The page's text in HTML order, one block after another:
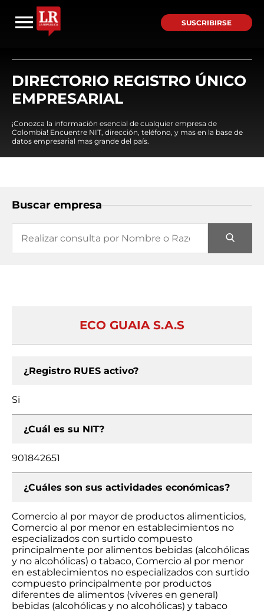
SUSCRIBIRSE
DIRECTORIO REGISTRO ÚNICO
EMPRESARIAL
¡Conozca la información esencial de cualquier empresa de
Colombia! Encuentre NIT, dirección, teléfono, y mas en la base de
datos empresarial mas grande del país.
Buscar empresa
ECO GUAIA S.A.S
¿Registro RUES activo?
Si
¿Cuál es su NIT?
901842651
¿Cuáles son sus actividades económicas?
Comercio al por mayor de productos alimenticios,
Comercio al por menor en establecimientos no
especializados con surtido compuesto
principalmente por alimentos bebidas (alcohólicas
y no alcohólicas) o tabaco, Comercio al por menor
en establecimientos no especializados con surtido
compuesto principalmente por productos
diferentes de alimentos (víveres en general)
bebidas (alcohólicas y no alcohólicas) y tabaco